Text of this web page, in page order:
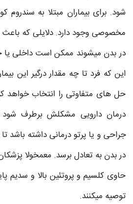
شود. برای بیماران مبتلا به
مخصوصی وجود دارد. دلایلی که باعث
در بدن میشوند ممکن است داخلی یا
این که فرد تا چه مقدار درگیر این
حل های متفاوتی را انتخاب خواهد
درمان دارویی مشکلش برطرف شود
جراحی و یا پرتو درمانی داشته باشد
در بدن به تعادل برسد. معمخولا
حاوی کلسیم و پروتئین بالا و سدیم
توصیه میکنند.